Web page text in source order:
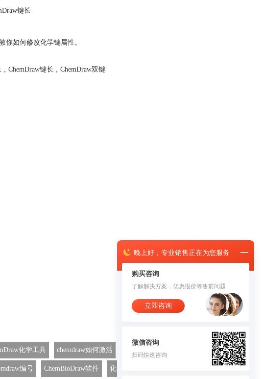
晚上好， 专业销售正在为您服务
购买咨询
了解解决方案，优惠报价等售前问题
立即咨询
微信咨询
扫码快速咨询
键长
你如何修改化学键属性。
， ChemDraw键长 ， ChemDraw双键
化学工具 chemdraw如何激活
编号 ChemBioDraw软件 化学绘图软件